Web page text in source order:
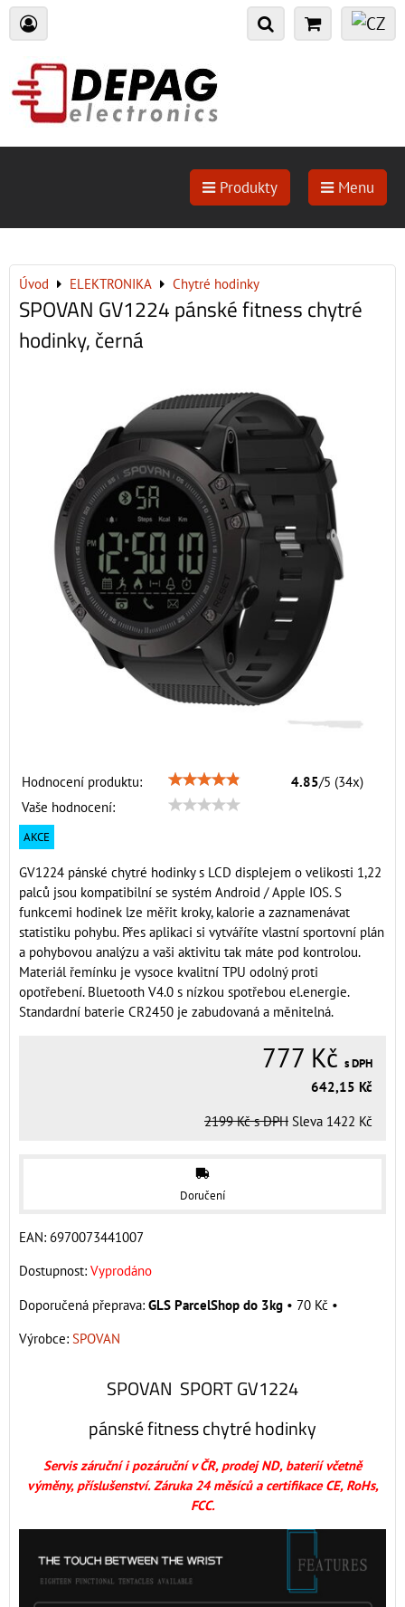
Produkty Menu
Úvod ELEKTRONIKA Chytré hodinky
SPOVAN GV1224 pánské fitness chytré
hodinky, černá
Hodnocení produktu: 4.85/5 (34x)
Vaše hodnocení:
AKCE
GV1224 pánské chytré hodinky s LCD displejem o velikosti 1,22
palců jsou kompatibilní se systém Android / Apple IOS. S
funkcemi hodinek lze měřit kroky, kalorie a zaznamenávat
statistiku pohybu. Přes aplikaci si vytváříte vlastní sportovní plán
a pohybovou analýzu a vaši aktivitu tak máte pod kontrolou.
Materiál řemínku je vysoce kvalitní TPU odolný proti
opotřebení. Bluetooth V4.0 s nízkou spotřebou el.energie.
Standardní baterie CR2450 je zabudovaná a měnitelná.
777 Kč s DPH
642,15 Kč
2199 Kč s DPH Sleva 1422 Kč
Doručení
EAN: 6970073441007
Dostupnost: Vyprodáno
GLS ParcelShop do 3kg • 70 Kč •
Výrobce: SPOVAN
SPOVAN SPORT GV1224
pánské fitness chytré hodinky
Servis záruční i pozáruční v ČR, prodej ND, baterií včetně
výměny, příslušenství. Záruka 24 měsíců a certifikace CE, RoHs,
FCC.